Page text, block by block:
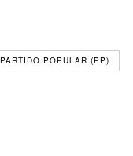
PARTIDO POPULAR (PP)